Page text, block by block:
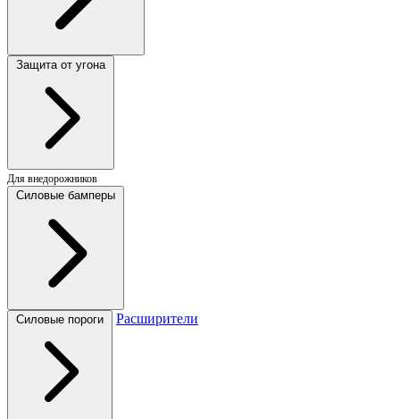
Защита от угона
Для внедорожников
Силовые бамперы
Силовые пороги Расширители